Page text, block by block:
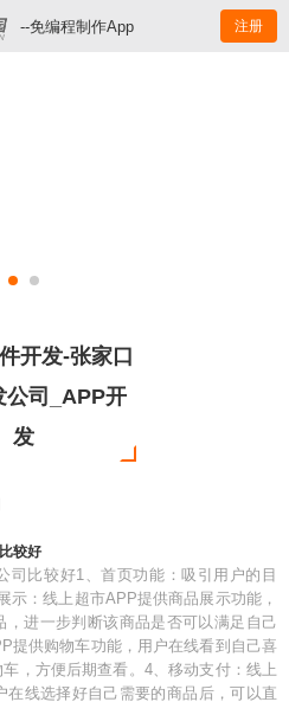
--免编程制作App 注册
开发-张家口
公司_APP开
发
较好
司比较好1、首页功能：吸引用户的目
示：线上超市APP提供商品展示功能，
进一步判断该商品是否可以满足自己
提供购物车功能，用户在线看到自己喜
，方便后期查看。4、移动支付：线上
线选择好自己需要的商品后，可以直